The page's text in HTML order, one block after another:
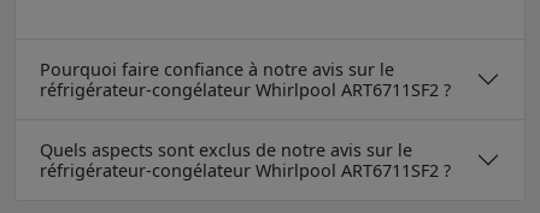
Pourquoi faire confiance à notre avis sur le
réfrigérateur-congélateur Whirlpool ART6711SF2 ?
Quels aspects sont exclus de notre avis sur le
réfrigérateur-congélateur Whirlpool ART6711SF2 ?